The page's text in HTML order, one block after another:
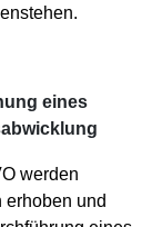
eines
werden
erhoben und